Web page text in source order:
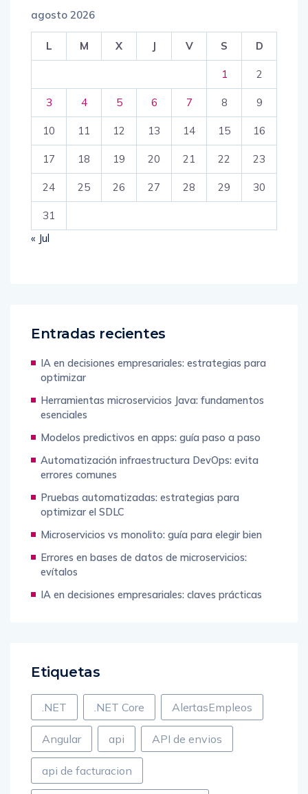
agosto 2026
L M X J V S D
1 2
3 4 5 6 7 8 9
10 11 12 13 14 15 16
17 18 19 20 21 22 23
24 25 26 27 28 29 30
31
« Jul
Entradas recientes
IA en decisiones empresariales: estrategias para
optimizar
Herramientas microservicios Java: fundamentos
esenciales
Modelos predictivos en apps: guía paso a paso
Automatización infraestructura DevOps: evita
errores comunes
Pruebas automatizadas: estrategias para
optimizar el SDLC
Microservicios vs monolito: guía para elegir bien
Errores en bases de datos de microservicios:
evítalos
IA en decisiones empresariales: claves prácticas
Etiquetas
.NET .NET Core AlertasEmpleos
Angular api API de envios
api de facturacion